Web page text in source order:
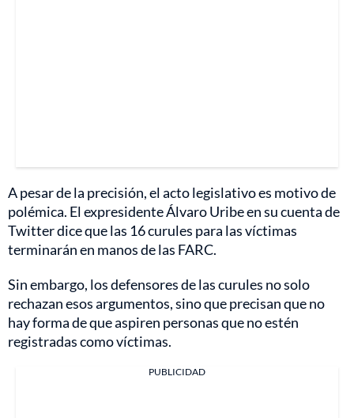
A pesar de la precisión, el acto legislativo es motivo de
polémica. El expresidente Álvaro Uribe en su cuenta de
Twitter dice que las 16 curules para las víctimas
terminarán en manos de las FARC.
Sin embargo, los defensores de las curules no solo
rechazan esos argumentos, sino que precisan que no
hay forma de que aspiren personas que no estén
registradas como víctimas.
PUBLICIDAD